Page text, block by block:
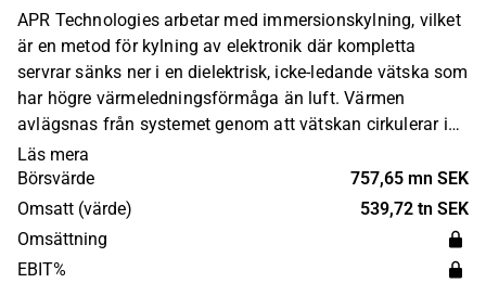
APR Technologies arbetar med immersionskylning, vilket
är en metod för kylning av elektronik där kompletta
servrar sänks ner i en dielektrisk, icke-ledande vätska som
har högre värmeledningsförmåga än luft. Värmen
avlägsnas från systemet genom att vätskan cirkulerar i
direkt kontakt med komponenterna som sedan kyls ner
genom vattenkylda värmeväxlare. APR Technologies har
sitt huvudkontor i Enköping.
Läs mera
Börsvärde
757,65 mn SEK
Omsatt (värde)
539,72 tn SEK
Omsättning
EBIT%